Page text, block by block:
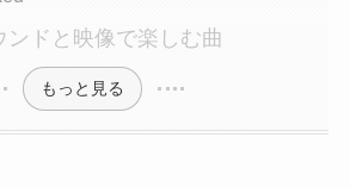
ンドと映像で楽しむ曲
もっと見る